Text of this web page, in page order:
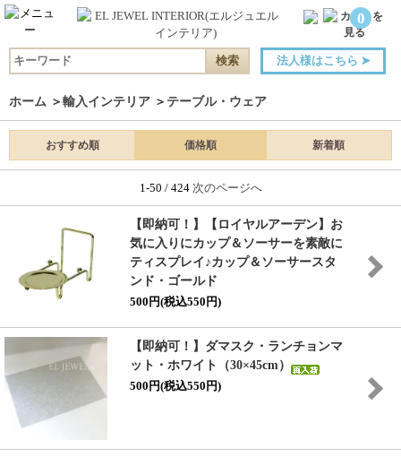
0
法人様はこちら ➤
ホーム ＞ 輸入インテリア ＞ テーブル・ウェア
おすすめ順 価格順 新着順
1-50 / 424 次のページへ
【即納可！】【ロイヤルアーデン】お
気に入りにカップ＆ソーサーを素敵に
ティスプレイ♪カップ＆ソーサースタ
ンド・ゴールド
500円(税込550円)
【即納可！】ダマスク・ランチョンマ
ット・ホワイト（30×45cm）
500円(税込550円)